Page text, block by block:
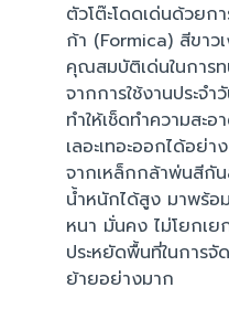
ตัวโต๊ะโดดเด่นด้วยก
ก้า (Formica) สีขา
คุณสมบัติเด่นในการ
จากการใช้งานประจ
ทำให้เช็ดทำความสะ
เลอะเทอะออกได้อย่
จากเหล็กกล้าพ่นสีกั
น้ำหนักได้สูง มาพร้อ
หนา มั่นคง ไม่โยกเย
ประหยัดพื้นที่ในการจั
ย้ายอย่างมาก